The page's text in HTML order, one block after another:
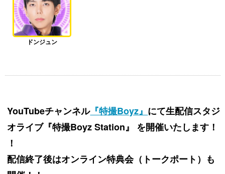
ドンジュン
YouTubeチャンネル『特撮Boyz』 にて生配信スタジ
オライブ『特撮Boyz Station』 を開催いたします！
！
配信終了後はオンライン特典会（トークポート）も